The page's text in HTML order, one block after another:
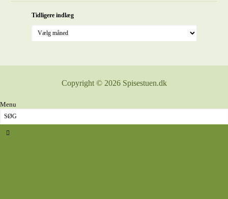
Tidligere indlæg
Copyright © 2026 Spisestuen.dk
Menu